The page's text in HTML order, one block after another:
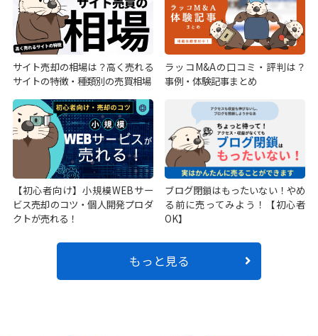
サイト売却の相場は？高く売れる
サイトの特徴・種類別の売買相場
ラッコM&Aの口コミ・評判は？
事例・体験記事まとめ
【初心者向け】小規模WEBサー
ビス売却のコツ・個人開発プロダ
クトが売れる！
ブログ閉鎖はもったいない！やめ
る前に売ってみよう！【初心者
OK】
もっと見る